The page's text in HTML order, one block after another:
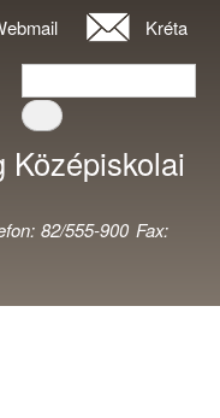
Kréta
Keresés
Középiskolai
82/555-900 Fax: